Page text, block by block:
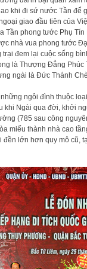
khi đi sứ nước Tần để
giao đầu tiên của
Tần phong tước Phụ
nhà vua phong tước
đem lại cuộc sống
là Thượng Đẳng Phúc
ngài là Đức Thánh
ngôi đình thuộc
khi Ngài qua đời, khởi
(785 sau công
miếu thành nhà cao
đền lớn hơn quy mô cũ,